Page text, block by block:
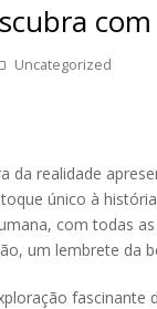
com
Uncategorized
realidade
único à
com todas
um lembrete da
fascinante